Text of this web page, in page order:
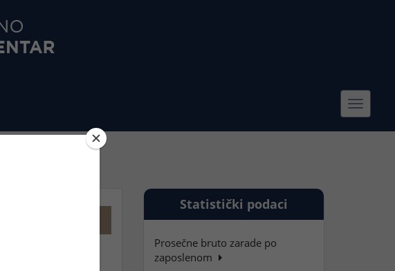
Toggle
Statistički podaci
Prosečne bruto zarade po
zaposlenom